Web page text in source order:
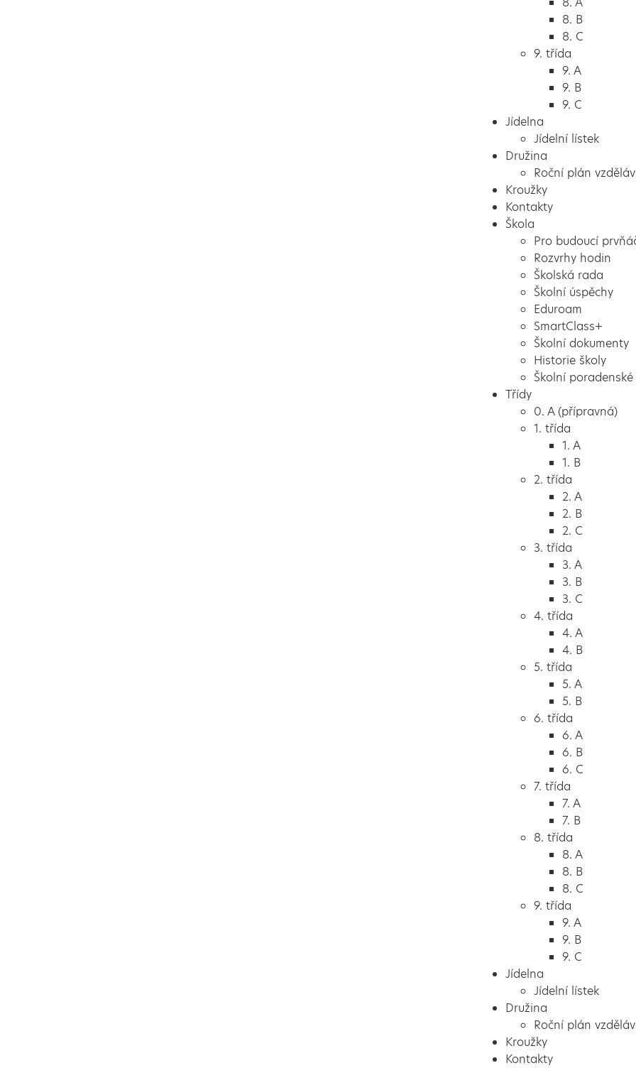
8. B
8. C
9. třída
9. A
9. B
9. C
Jídelna
Jídelní lístek
Družina
Roční plán
Kroužky
Kontakty
Škola
Pro budoucí
Rozvrhy hodin
Školská rada
Školní úspěchy
Eduroam
SmartClass+
Školní dokumenty
Historie školy
Školní
Třídy
0. A (přípravná)
1. třída
1. A
1. B
2. třída
2. A
2. B
2. C
3. třída
3. A
3. B
3. C
4. třída
4. A
4. B
5. třída
5. A
5. B
6. třída
6. A
6. B
6. C
7. třída
7. A
7. B
8. třída
8. A
8. B
8. C
9. třída
9. A
9. B
9. C
Jídelna
Jídelní lístek
Družina
Roční plán
Kroužky
Kontakty